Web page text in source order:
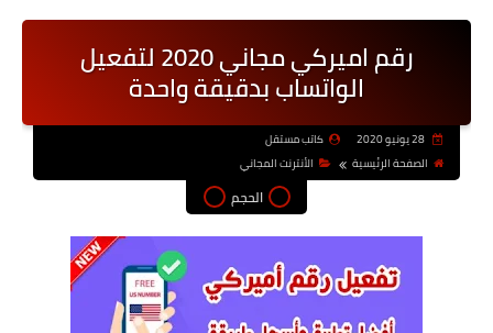
رقم اميركي مجاني 2020 لتفعيل
الواتساب بدقيقة واحدة
28 يونيو 2020
كاتب مستقل
الصفحة الرئيسية
الأنترنت المجاني
الحجم